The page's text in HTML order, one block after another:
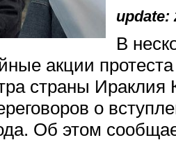
update:
В
акции
страны Ираклия
о
Об этом